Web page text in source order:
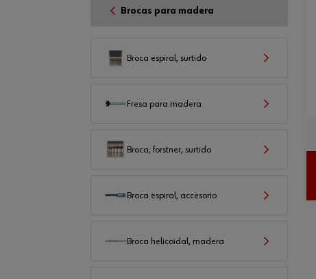
Brocas para madera
Broca espiral, surtido
Fresa para madera
Broca, forstner, surtido
Broca espiral, accesorio
Broca helicoidal, madera